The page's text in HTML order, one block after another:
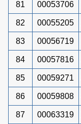
81 00053706
82 00055205
83 00056719
84 00057816
85 00059271
86 00059808
87 00063319